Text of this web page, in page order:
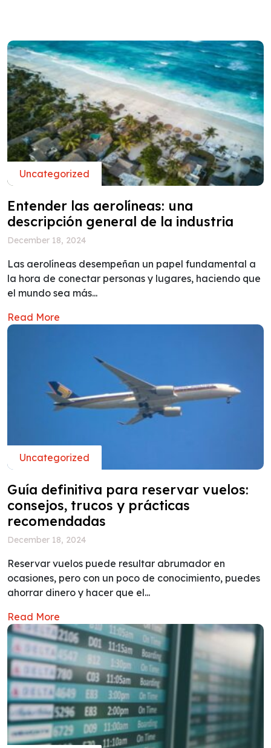
Uncategorized
Entender las aerolíneas: una
descripción general de la industria
December 18, 2024
Las aerolíneas desempeñan un papel fundamental a
la hora de conectar personas y lugares, haciendo que
el mundo sea más...
Read More
Uncategorized
Guía definitiva para reservar vuelos:
consejos, trucos y prácticas
recomendadas
December 18, 2024
Reservar vuelos puede resultar abrumador en
ocasiones, pero con un poco de conocimiento, puedes
ahorrar dinero y hacer que el...
Read More